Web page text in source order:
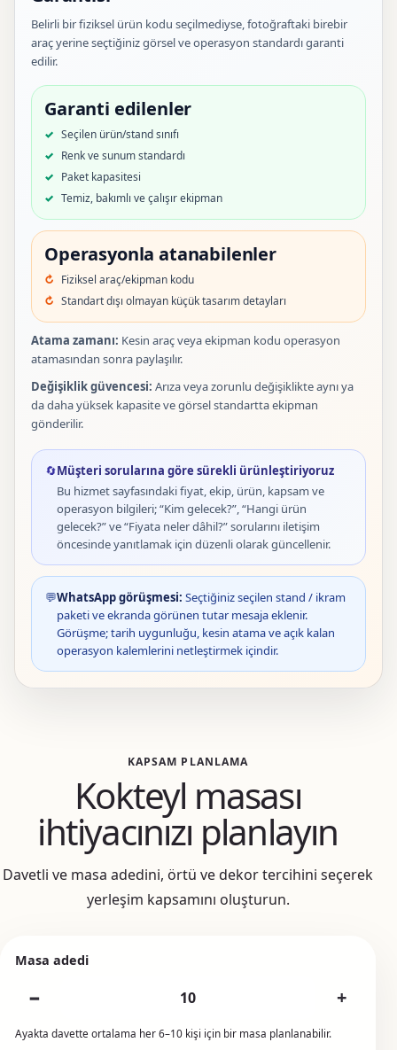
Belirli bir fiziksel ürün kodu seçilmediyse, fotoğraftaki birebir
araç yerine seçtiğiniz görsel ve operasyon standardı garanti
edilir.
Garanti edilenler
Seçilen ürün/stand sınıfı
Renk ve sunum standardı
Paket kapasitesi
Temiz, bakımlı ve çalışır ekipman
Operasyonla atanabilenler
Fiziksel araç/ekipman kodu
Standart dışı olmayan küçük tasarım detayları
Atama zamanı: Kesin araç veya ekipman kodu operasyon
atamasından sonra paylaşılır.
Değişiklik güvencesi: Arıza veya zorunlu değişiklikte aynı ya
da daha yüksek kapasite ve görsel standartta ekipman
gönderilir.
🔄Müşteri sorularına göre sürekli ürünleştiriyoruz
Bu hizmet sayfasındaki fiyat, ekip, ürün, kapsam ve
operasyon bilgileri; “Kim gelecek?”, “Hangi ürün
gelecek?” ve “Fiyata neler dâhil?” sorularını iletişim
öncesinde yanıtlamak için düzenli olarak güncellenir.
💬WhatsApp görüşmesi: Seçtiğiniz seçilen stand / ikram
paketi ve ekranda görünen tutar mesaja eklenir.
Görüşme; tarih uygunluğu, kesin atama ve açık kalan
operasyon kalemlerini netleştirmek içindir.
KAPSAM PLANLAMA
Kokteyl masası
ihtiyacınızı planlayın
Davetli ve masa adedini, örtü ve dekor tercihini seçerek
yerleşim kapsamını oluşturun.
Masa adedi
− +
Ayakta davette ortalama her 6–10 kişi için bir masa planlanabilir.